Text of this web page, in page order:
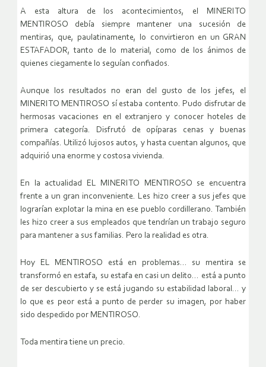
A esta altura de los acontecimientos, el MINERITO
MENTIROSO debía siempre mantener una sucesión de
mentiras, que, paulatinamente, lo convirtieron en un GRAN
ESTAFADOR, tanto de lo material, como de los ánimos de
quienes ciegamente lo seguían confiados.
Aunque los resultados no eran del gusto de los jefes, el
MINERITO MENTIROSO sí estaba contento. Pudo disfrutar de
hermosas vacaciones en el extranjero y conocer hoteles de
primera categoría. Disfrutó de opíparas cenas y buenas
compañías. Utilizó lujosos autos, y hasta cuentan algunos, que
adquirió una enorme y costosa vivienda.
En la actualidad EL MINERITO MENTIROSO se encuentra
frente a un gran inconveniente. Les hizo creer a sus jefes que
lograrían explotar la mina en ese pueblo cordillerano. También
les hizo creer a sus empleados que tendrían un trabajo seguro
para mantener a sus familias. Pero la realidad es otra.
Hoy EL MENTIROSO está en problemas… su mentira se
transformó en estafa, su estafa en casi un delito… está a punto
de ser descubierto y se está jugando su estabilidad laboral… y
lo que es peor está a punto de perder su imagen, por haber
sido despedido por MENTIROSO.
Toda mentira tiene un precio.